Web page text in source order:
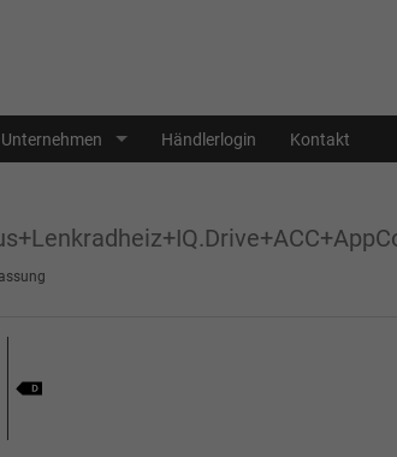
Unternehmen Händlerlogin Kontakt